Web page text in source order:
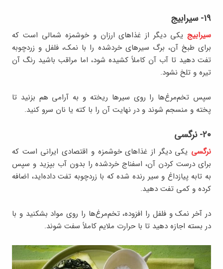
۱۹- سیرابیج
سیرابیج یکی دیگر از غذاهای ارزان و خوشمزه شمالی است که
برای طبخ آن، برگ سیرهای خردشده را با نمک، فلفل و زردچوبه
تفت دهید تا آب آن کاملاً کشیده شود، اما مراقب باشید رنگ آن
تیره و تلخ نشود.
سپس تخم‌مرغ‌ها را روی سیرها ریخته و به آرامی هم بزنید تا
پخته و منسجم شوند و در نهایت آن را با کته یا نان سرو کنید.
۲۰- نرگسی
نرگسی یکی دیگر از غذاهای خوشمزه و اقتصادی ایرانی است که
برای درست کردن آن، اسفناج خردشده را بدون آب بپزید و سپس
به تابه پیازداغ و سیر رنده شده که با زردچوبه تفت داده‌اید، اضافه
کرده و کمی تفت دهید.
در آخر نمک و فلفل را افزوده، تخم‌مرغ‌ها را روی مواد بشکنید و با
در بسته اجازه دهید تا با حرارت ملایم کاملاً سفت شوند.